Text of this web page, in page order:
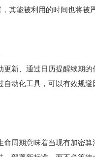
其能被利用的时间也将
更新、通过日历提醒续期
动化工具，可以有效规
命周期意味着当现有加密